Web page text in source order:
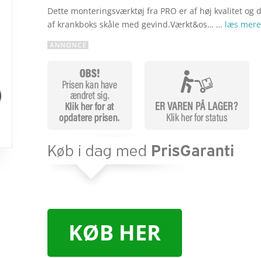
Dette monteringsværktøj fra PRO er af høj kvalitet og
af krankboks skåle med gevind.Værkt&os… … læs
KØB HER